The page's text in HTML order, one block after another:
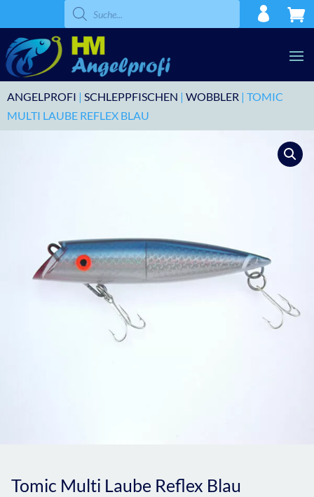
Products
search
ANGELPROFI | SCHLEPPFISCHEN | WOBBLER | TOMIC
MULTI LAUBE REFLEX BLAU
Tomic Multi Laube Reflex Blau